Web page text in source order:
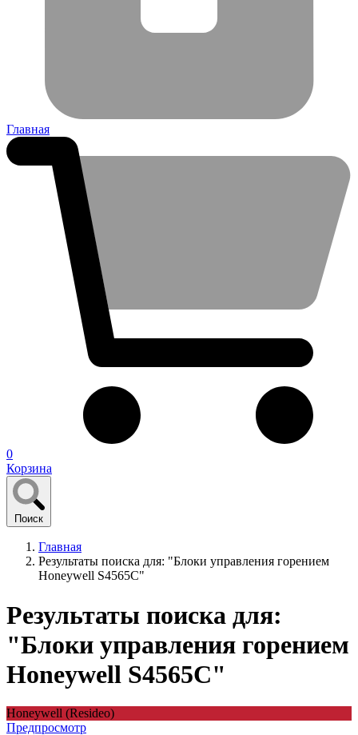
Главная
0
Корзина
Поиск
Главная
Результаты поиска для: "Блоки управления горением
Honeywell S4565C"
Результаты поиска для:
"Блоки управления горением
Honeywell S4565C"
Honeywell (Resideo)
Предпросмотр